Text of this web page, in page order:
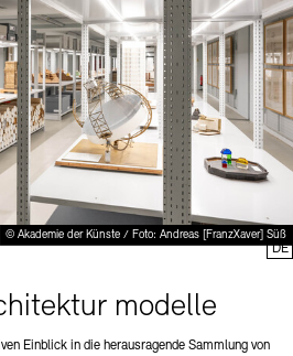
© Akademie der Künste / Foto: Andreas [FranzXaver] Süß
modelle
Einblick in die herausragende Sammlung von
DE